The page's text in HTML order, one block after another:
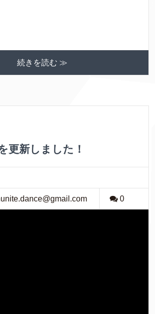
続きを読む ≫
更新しました！
0